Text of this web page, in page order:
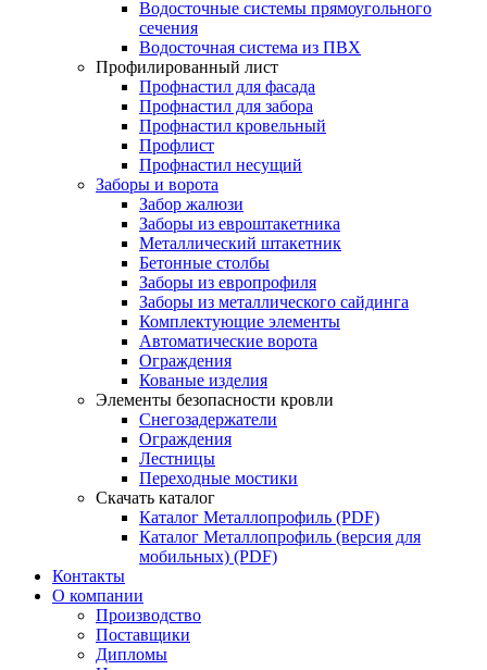
Водосточные системы прямоугольного
сечения
Водосточная система из ПВХ
Профилированный лист
Профнастил для фасада
Профнастил для забора
Профнастил кровельный
Профлист
Профнастил несущий
Заборы и ворота
Забор жалюзи
Заборы из евроштакетника
Металлический штакетник
Бетонные столбы
Заборы из европрофиля
Заборы из металлического сайдинга
Комплектующие элементы
Автоматические ворота
Ограждения
Кованые изделия
Элементы безопасности кровли
Снегозадержатели
Ограждения
Лестницы
Переходные мостики
Скачать каталог
Каталог Металлопрофиль (PDF)
Каталог Металлопрофиль (версия для
мобильных) (PDF)
Контакты
О компании
Производство
Поставщики
Дипломы